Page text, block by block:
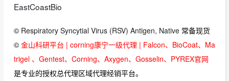
EastCoastBio
© Respiratory Syncytial Virus (RSV) Antigen, Native 常备现货
© 金山科研平台 | corning康宁一级代理 | Falcon、BioCoat、Ma
trigel 、Gentest、Corning、Axygen、Gosselin、PYREX官网
是专业的授权总代理区域代理经销平台。